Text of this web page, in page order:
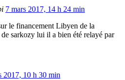
7 mars 2017, 14 h 24 min
le financement Libyen de la
de sarkozy lui il a bien été relayé par
2017, 10 h 30 min